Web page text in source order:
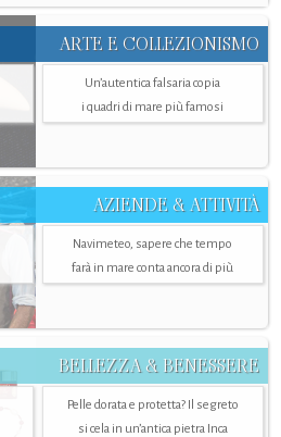
ARTE E COLLEZIONISMO
Un’autentica falsaria copia
i quadri di mare più famosi
AZIENDE & ATTIVITÀ
Navimeteo, sapere che tempo
farà in mare conta ancora di più
BELLEZZA & BENESSERE
Pelle dorata e protetta? Il segreto
si cela in un’antica pietra Inca